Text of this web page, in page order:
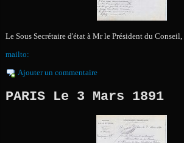
Le Sous Secrétaire d'état à Mr le Président du
mailto:
Ajouter un commentaire
PARIS Le 3 Mars 1891